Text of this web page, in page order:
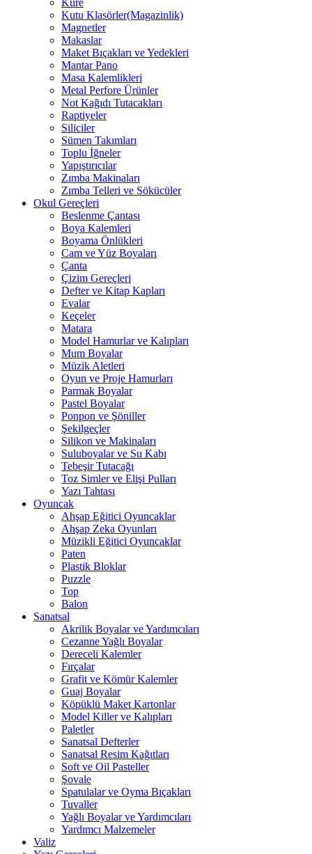
Kutu Klasörler(Magazinlik)
Magnetler
Makaslar
Maket Bıçakları ve Yedekleri
Mantar Pano
Masa Kalemlikleri
Metal Perfore Ürünler
Not Kağıdı Tutacakları
Raptiyeler
Siliciler
Sümen Takımları
Toplu İğneler
Yapıştırıcılar
Zımba Makinaları
Zımba Telleri ve Sökücüler
Okul Gereçleri
Beslenme Çantası
Boya Kalemleri
Boyama Önlükleri
Cam ve Yüz Boyaları
Çanta
Çizim Gereçleri
Defter ve Kitap Kapları
Evalar
Keçeler
Matara
Model Hamurlar ve Kalıpları
Mum Boyalar
Müzik Aletleri
Oyun ve Proje Hamurları
Parmak Boyalar
Pastel Boyalar
Ponpon ve Şöniller
Şekilgeçler
Silikon ve Makinaları
Suluboyalar ve Su Kabı
Tebeşir Tutacağı
Toz Simler ve Elişi Pulları
Yazı Tahtası
Oyuncak
Ahşap Eğitici Oyuncaklar
Ahşap Zeka Oyunları
Müzikli Eğitici Oyuncaklar
Paten
Plastik Bloklar
Puzzle
Top
Balon
Sanatsal
Akrilik Boyalar ve Yardımcıları
Cezanne Yağlı Boyalar
Dereceli Kalemler
Fırçalar
Grafit ve Kömür Kalemler
Guaj Boyalar
Köpüklü Maket Kartonlar
Model Killer ve Kalıpları
Paletler
Sanatsal Defterler
Sanatsal Resim Kağıtları
Soft ve Oil Pasteller
Şovale
Spatulalar ve Oyma Bıçakları
Tuvaller
Yağlı Boyalar ve Yardımcıları
Yardımcı Malzemeler
Valiz